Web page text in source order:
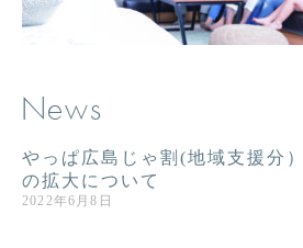
News
やっぱ広島じゃ割(地域支援分
の拡大について
2022年6月8日